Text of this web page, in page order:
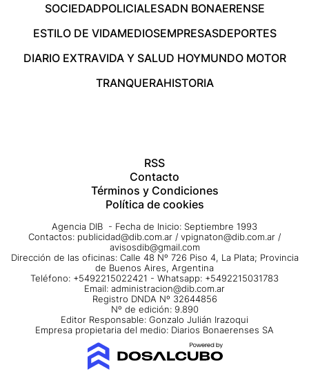
SOCIEDADPOLICIALESADN BONAERENSE
ESTILO DE VIDAMEDIOSEMPRESASDEPORTES
DIARIO EXTRAVIDA Y SALUD HOYMUNDO MOTOR
TRANQUERAHISTORIA
RSS
Contacto
Términos y Condiciones
Política de cookies
Agencia DIB - Fecha de Inicio: Septiembre 1993
Contactos: publicidad@dib.com.ar / vpignaton@dib.com.ar /
avisosdib@gmail.com
Dirección de las oficinas: Calle 48 Nº 726 Piso 4, La Plata; Provincia
de Buenos Aires, Argentina
Teléfono: +5492215022421 - Whatsapp: +5492215031783
Email: administracion@dib.com.ar
Registro DNDA Nº 32644856
Nº de edición: 9.890
Editor Responsable: Gonzalo Julián Irazoqui
Empresa propietaria del medio: Diarios Bonaerenses SA